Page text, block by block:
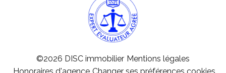
©2026 DISC immobilier Mentions légales